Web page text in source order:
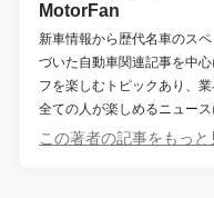
MotorFan
新車情報から歴代名車のス
づいた自動車関連記事を中
フを楽しむトピックあり、
全ての人が楽しめるニュース
この著者の記事をもっと